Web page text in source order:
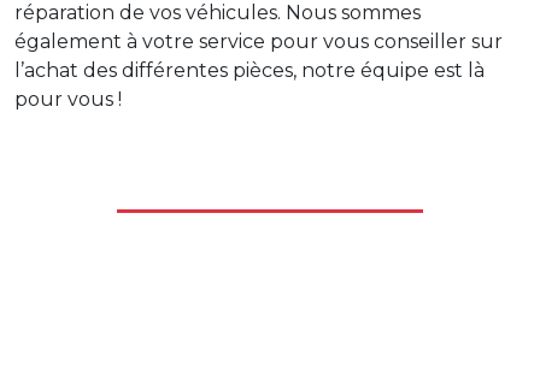
MÉCANIQUE
DIESEL
réparation de vos véhicules. Nous sommes
également à votre service pour vous conseiller sur
l’achat des différentes pièces, notre équipe est là
pour vous !